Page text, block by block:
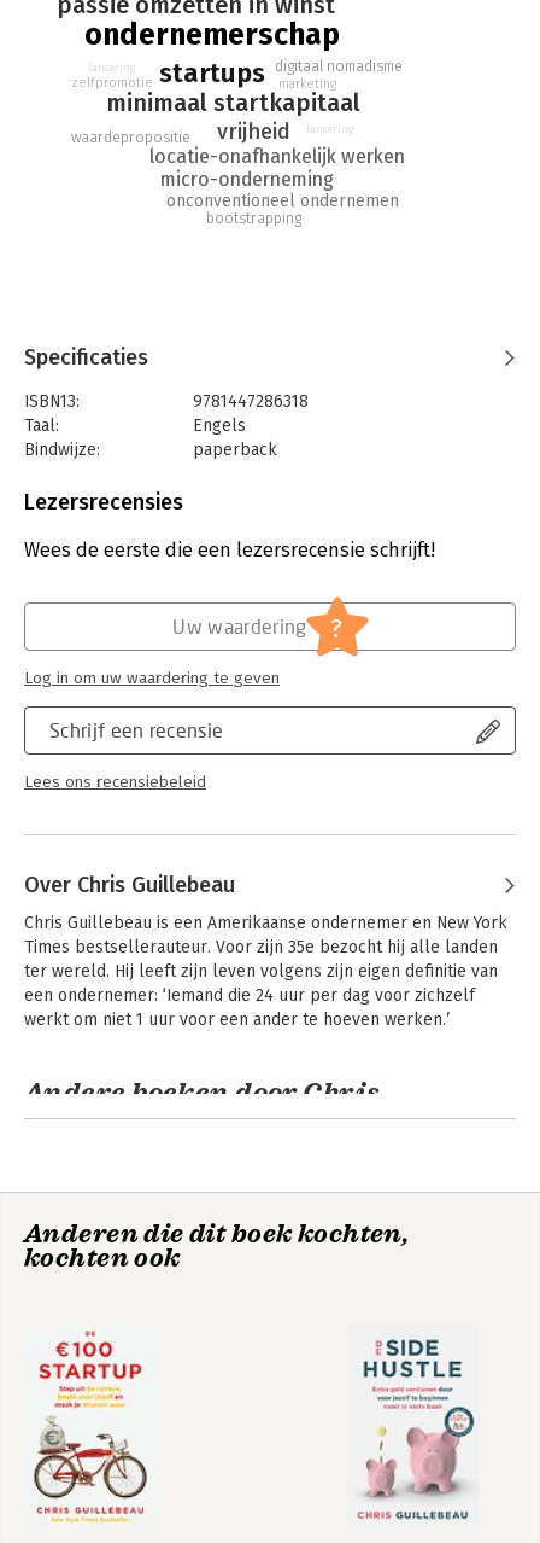
your life.
ondernemerschap
startups
minimaal startkapitaal
vrijheid
locatie-onafhankelijk werken
micro-onderneming
onconventioneel ondernemen
waardepropositie
digitaal nomadisme
bootstrapping
marketing
zelfpromotie
lancering
lancering
Specificaties
ISBN13:
9781447286318
Taal:
Engels
Bindwijze:
paperback
Uitgever:
Verschijningsdatum:
18-3-2025
Lezersrecensies
Wees de eerste die een lezersrecensie schrijft!
Schrijf een recensie
Lees ons recensiebeleid
Uw waardering ?
Log in om uw waardering te geven
Over Chris Guillebeau
Chris Guillebeau is een Amerikaanse ondernemer en New York
Times bestsellerauteur. Voor zijn 35e bezocht hij alle landen
ter wereld. Hij leeft zijn leven volgens zijn eigen definitie van
een ondernemer: ‘Iemand die 24 uur per dag voor zichzelf
werkt om niet 1 uur voor een ander te hoeven werken.’
Andere boeken door Chris
Guillebeau
De Side Hustle
Time Anxiety: The
Illusion of Urgency
and a Better Way to
Live
Anderen die dit boek kochten,
kochten ook